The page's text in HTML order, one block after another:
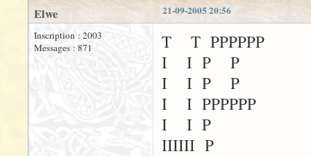
21-09-2005 20:56
Elwe
Inscription : 2003
Messages : 871
T T PPPPPP
I I P P
I I P P
I I PPPPPP
I I P
IIIIII P